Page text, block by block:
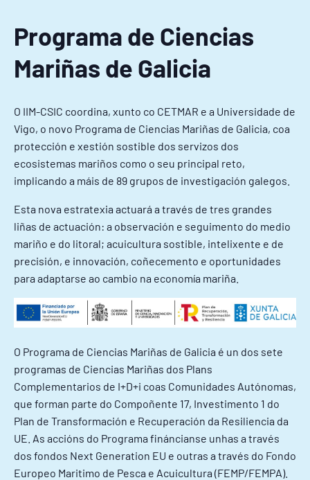
Programa de Ciencias
Mariñas de Galicia
O IIM-CSIC coordina, xunto co CETMAR e a Universidade de
Vigo, o novo Programa de Ciencias Mariñas de Galicia, coa
protección e xestión sostible dos servizos dos
ecosistemas mariños como o seu principal reto,
implicando a máis de 89 grupos de investigación galegos.
Esta nova estratexia actuará a través de tres grandes
liñas de actuación: a observación e seguimento do medio
mariño e do litoral; acuicultura sostible, intelixente e de
precisión, e innovación, coñecemento e oportunidades
para adaptarse ao cambio na economía mariña.
O Programa de Ciencias Mariñas de Galicia é un dos sete
programas de Ciencias Mariñas dos Plans
Complementarios de I+D+i coas Comunidades Autónomas,
que forman parte do Compoñente 17, Investimento 1 do
Plan de Transformación e Recuperación da Resiliencia da
UE. As accións do Programa fináncianse unhas a través
dos fondos Next Generation EU e outras a través do Fondo
Europeo Maritimo de Pesca e Acuicultura (FEMP/FEMPA).